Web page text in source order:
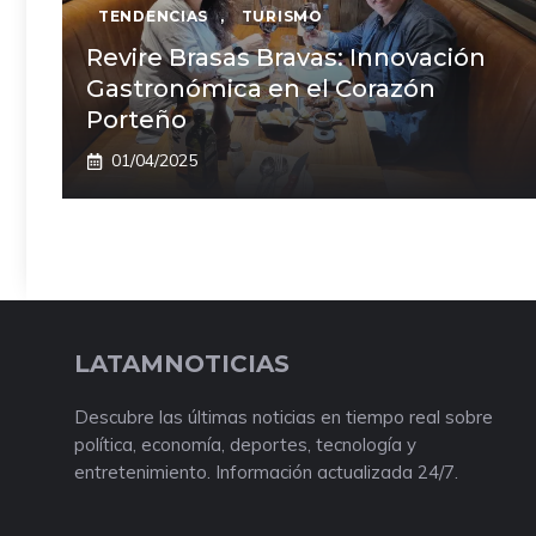
TENDENCIAS , TURISMO
Revire Brasas Bravas: Innovación
Gastronómica en el Corazón
Porteño
01/04/2025
LATAMNOTICIAS
Descubre las últimas noticias en tiempo real sobre
política, economía, deportes, tecnología y
entretenimiento. Información actualizada 24/7.